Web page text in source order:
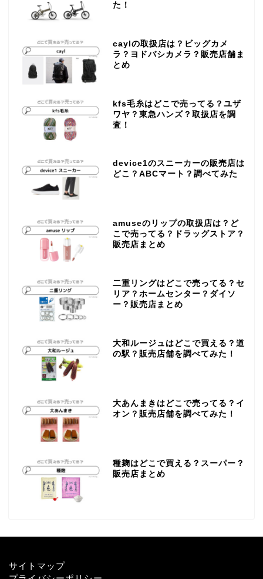
た！
caylの取扱店は？ビッグカメ
ラ？ヨドバシカメラ？販売店舗ま
とめ
kfs毛糸はどこで売ってる？ユザ
ワヤ？東急ハンズ？取扱店を調
査！
device1のスニーカーの販売店は
どこ？ABCマート？調べてみた
amuseのリップの取扱店は？ど
こで売ってる？ドラッグストア？
販売店まとめ
二重リングはどこで売ってる？セ
リア？ホームセンター？ダイソ
ー？販売店まとめ
大和ルージュはどこで買える？道
の駅？販売店舗を調べてみた！
大あんまきはどこで売ってる？イ
オン？販売店舗を調べてみた！
種麹はどこで買える？スーパー？
販売店まとめ
サイトマップ